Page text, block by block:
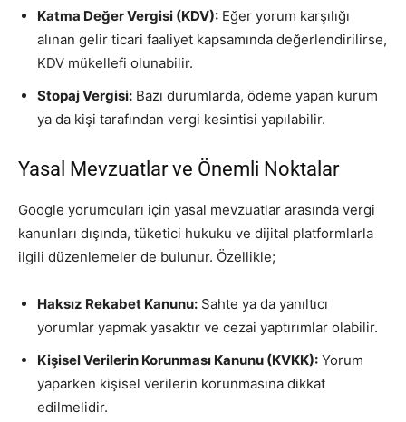
Katma Değer Vergisi (KDV): Eğer yorum karşılığı
alınan gelir ticari faaliyet kapsamında değerlendirilirse,
KDV mükellefi olunabilir.
Stopaj Vergisi: Bazı durumlarda, ödeme yapan kurum
ya da kişi tarafından vergi kesintisi yapılabilir.
Yasal Mevzuatlar ve Önemli Noktalar
Google yorumcuları için yasal mevzuatlar arasında vergi
kanunları dışında, tüketici hukuku ve dijital platformlarla
ilgili düzenlemeler de bulunur. Özellikle;
Haksız Rekabet Kanunu: Sahte ya da yanıltıcı
yorumlar yapmak yasaktır ve cezai yaptırımlar olabilir.
Kişisel Verilerin Korunması Kanunu (KVKK): Yorum
yaparken kişisel verilerin korunmasına dikkat
edilmelidir.